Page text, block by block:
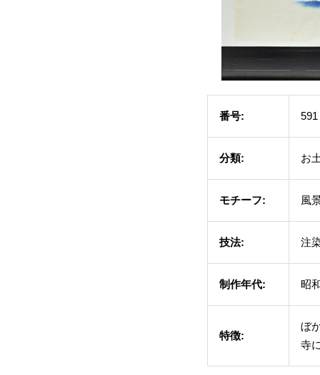
番号: 591
分類: お
モチーフ: 風
技法: 注
制作年代: 昭
特徴:
ぼ
寺